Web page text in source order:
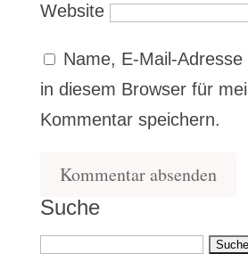
Website
Name, E-Mail-
in diesem Browser für
Kommentar speichern.
Suche
Suchen